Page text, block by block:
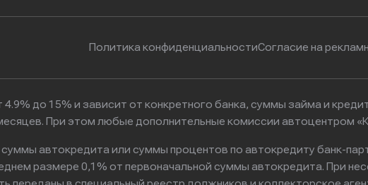
Политика конфиденциальностиСогласие на
до 15% и зависит от конкретного банка, суммы займа и
При этом любые дополнительные комиссии автоцентром
автокредита или суммы процентов по автокредиту банк-
размере 0,1% от первоначальной суммы автокредита. При